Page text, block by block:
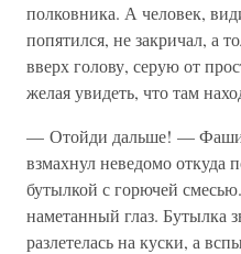
полковника. А человек,
попятился, не закричал, а
вверх голову, серую от
желая увидеть, что там
— Отойди дальше! —
взмахнул неведомо откуда
бутылкой с горючей
наметанный глаз. Бутылка
разлетелась на куски, а